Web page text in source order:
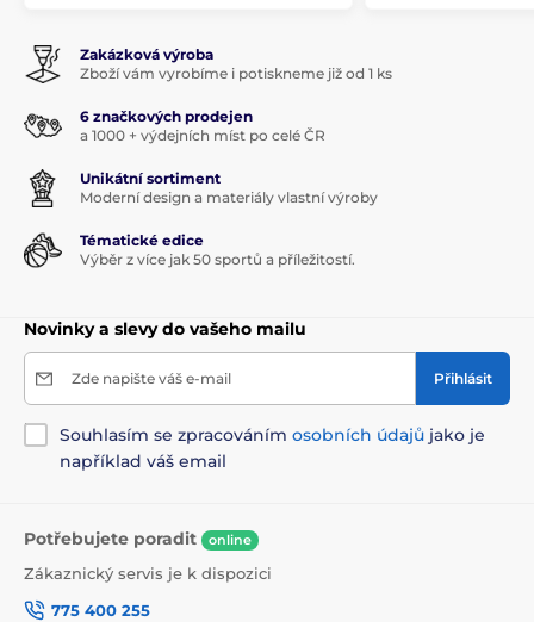
Zakázková výroba
Zboží vám vyrobíme i potiskneme již od 1 ks
6 značkových prodejen
a 1000 + výdejních míst po celé ČR
Unikátní sortiment
Moderní design a materiály vlastní výroby
Tématické edice
Výběr z více jak 50 sportů a příležitostí.
Novinky a slevy do vašeho mailu
Zde napište váš e-mail Přihlásit
Souhlasím se zpracováním osobních údajů jako je
například váš email
Potřebujete poradit online
Zákaznický servis je k dispozici
775 400 255